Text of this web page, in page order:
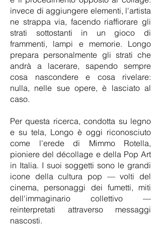
invece di aggiungere elementi, l'artista
ne strappa via, facendo riaffiorare gli
strati sottostanti in un gioco di
frammenti, lampi e memorie. Longo
prepara personalmente gli strati che
andrà a lacerare, sapendo sempre
cosa nascondere e cosa rivelare:
nulla, nelle sue opere, è lasciato al
caso.
Per questa ricerca, condotta su legno
e su tela, Longo è oggi riconosciuto
come l'erede di Mimmo Rotella,
pioniere del décollage e della Pop Art
in Italia. I suoi soggetti sono le grandi
icone della cultura pop — volti del
cinema, personaggi dei fumetti, miti
dell'immaginario collettivo —
reinterpretati attraverso messaggi
nascosti.